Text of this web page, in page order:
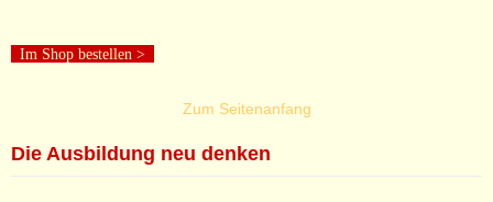
Im Shop bestellen >
Zum Seitenanfang
Die Ausbildung neu denken